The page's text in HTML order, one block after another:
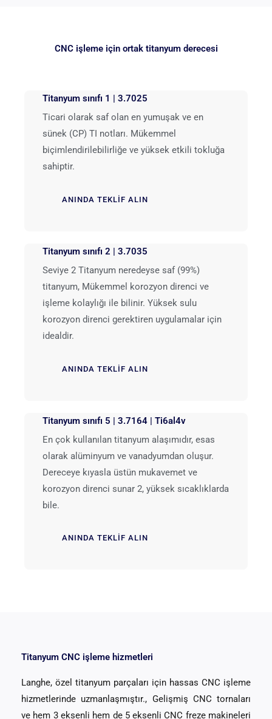
CNC işleme için ortak titanyum derecesi
Titanyum sınıfı 1 | 3.7025
Ticari olarak saf olan en yumuşak ve en
sünek (CP) TI notları. Mükemmel
biçimlendirilebilirliğe ve yüksek etkili tokluğa
sahiptir.
ANINDA TEKLIF ALIN
Titanyum sınıfı 2 | 3.7035
Seviye 2 Titanyum neredeyse saf (99%)
titanyum, Mükemmel korozyon direnci ve
işleme kolaylığı ile bilinir. Yüksek sulu
korozyon direnci gerektiren uygulamalar için
idealdir.
ANINDA TEKLIF ALIN
Titanyum sınıfı 5 | 3.7164 | Ti6al4v
En çok kullanılan titanyum alaşımıdır, esas
olarak alüminyum ve vanadyumdan oluşur.
Dereceye kıyasla üstün mukavemet ve
korozyon direnci sunar 2, yüksek sıcaklıklarda
bile.
ANINDA TEKLIF ALIN
Titanyum CNC işleme hizmetleri
Langhe, özel titanyum parçaları için hassas CNC işleme
hizmetlerinde uzmanlaşmıştır., Gelişmiş CNC tornaları
ve hem 3 eksenli hem de 5 eksenli CNC freze makineleri